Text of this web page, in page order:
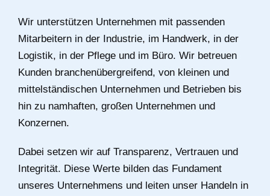
Wir unterstützen Unternehmen mit passenden
Mitarbeitern in der Industrie, im Handwerk, in der
Logistik, in der Pflege und im Büro. Wir betreuen
Kunden branchenübergreifend, von kleinen und
mittelständischen Unternehmen und Betrieben bis
hin zu namhaften, großen Unternehmen und
Konzernen.
Dabei setzen wir auf Transparenz, Vertrauen und
Integrität. Diese Werte bilden das Fundament
unseres Unternehmens und leiten unser Handeln in